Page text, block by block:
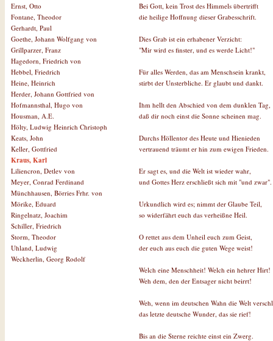
Ernst, Otto
Fontane, Theodor
Gerhardt, Paul
Goethe, Johann Wolfgang von
Grillparzer, Franz
Hagedorn, Friedrich von
Hebbel, Friedrich
Heine, Heinrich
Herder, Johann Gottfried von
Hofmannsthal, Hugo von
Housman, A.E.
Hölty, Ludwig Heinrich Christoph
Keats, John
Keller, Gottfried
Kraus, Karl
Liliencron, Detlev von
Meyer, Conrad Ferdinand
Münchhausen, Börries Frhr. von
Mörike, Eduard
Ringelnatz, Joachim
Schiller, Friedrich
Storm, Theodor
Uhland, Ludwig
Weckherlin, Georg Rodolf
Bei Gott, kein Trost des Himmels übertrifft
die heilige Hoffnung dieser Grabesschrift.
Dies Grab ist ein erhabener Verzicht:
"Mir wird es finster, und es werde Licht!"
Für alles Werden, das am Menschsein krankt,
stirbt der Unsterbliche. Er glaubt und dankt.
Ihm hellt den Abschied von dem dunklen Tag,
daß dir noch einst die Sonne scheinen mag.
Durchs Höllentor des Heute und Hienieden
vertrauend träumt er hin zum ewigen Frieden.
Er sagt es, und die Welt ist wieder wahr,
und Gottes Herz erschließt sich mit "und zwar".
Urkundlich wird es; nimmt der Glaube Teil,
so widerfährt euch das verheißne Heil.
O rettet aus dem Unheil euch zum Geist,
der euch aus euch die guten Wege weist!
Welch eine Menschheit! Welch ein hehrer Hirt!
Weh dem, den der Entsager nicht beirrt!
Weh, wenn im deutschen Wahn die Welt
das letzte deutsche Wunder, das sie rief!
Bis an die Sterne reichte einst ein Zwerg.